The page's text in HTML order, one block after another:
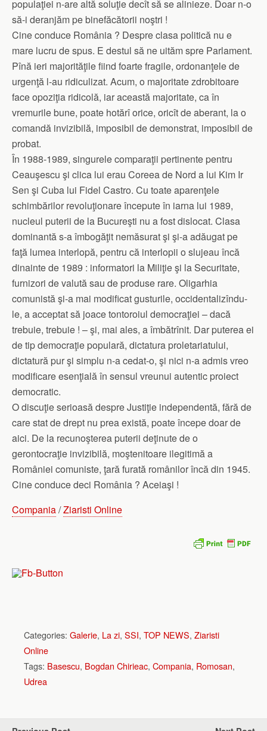
populaţiei n-are altă soluţie decît să se alinieze. Doar n-o
să-i deranjăm pe binefăcătorii noştri !
Cine conduce România ? Despre clasa politică nu e
mare lucru de spus. E destul să ne uităm spre Parlament.
Pînă ieri majorităţile fiind foarte fragile, ordonanţele de
urgenţă l-au ridiculizat. Acum, o majoritate zdrobitoare
face opoziţia ridicolă, iar această majoritate, ca în
vremurile bune, poate hotărî orice, oricît de aberant, la o
comandă invizibilă, imposibil de demonstrat, imposibil de
probat.
În 1988-1989, singurele comparaţii pertinente pentru
Ceauşescu şi clica lui erau Coreea de Nord a lui Kim Ir
Sen şi Cuba lui Fidel Castro. Cu toate aparenţele
schimbărilor revoluţionare începute în iarna lui 1989,
nucleul puterii de la Bucureşti nu a fost dislocat. Clasa
dominantă s-a îmbogăţit nemăsurat şi şi-a adăugat pe
faţă lumea interlopă, pentru că interlopii o slujeau încă
dinainte de 1989 : informatori la Miliţie şi la Securitate,
furnizori de valută sau de produse rare. Oligarhia
comunistă şi-a mai modificat gusturile, occidentalizîndu-
le, a acceptat să joace tontoroiul democraţiei – dacă
trebuie, trebuie ! – şi, mai ales, a îmbătrînit. Dar puterea ei
de tip democraţie populară, dictatura proletariatului,
dictatură pur şi simplu n-a cedat-o, şi nici n-a admis vreo
modificare esenţială în sensul vreunui autentic proiect
democratic.
O discuţie serioasă despre Justiţie independentă, fără de
care stat de drept nu prea există, poate începe doar de
aici. De la recunoşterea puterii deţinute de o
gerontocraţie invizibilă, moştenitoare ilegitimă a
României comuniste, ţară furată românilor încă din 1945.
Cine conduce deci România ? Aceiaşi !
Compania/Ziaristi Online
Categories: Galerie, La zi, SSI, TOP NEWS, Ziaristi
Online
Tags: Basescu, Bogdan Chirieac, Compania, Romosan,
Udrea